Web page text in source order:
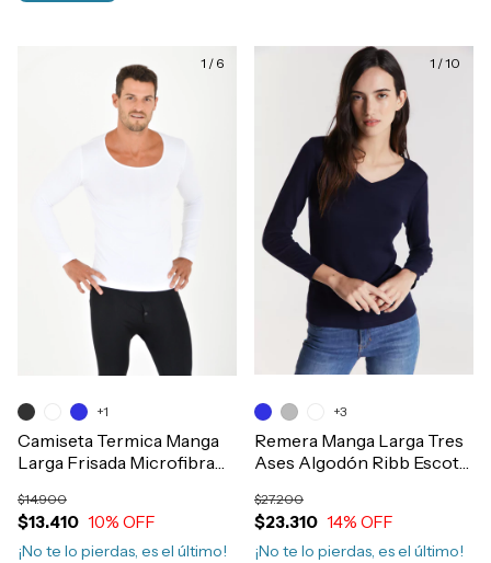
1 / 6
Camiseta Termica Manga
Larga Frisada Microfibra
$13.410
$14.900
10% OFF
¡No te lo pierdas, es el último!
+1
1 /10
Remera Manga Larga Tres
Ases Algodón Ribb Escote
$23.310
$27.200
14% OFF
¡No te lo pierdas, es el último!
+3